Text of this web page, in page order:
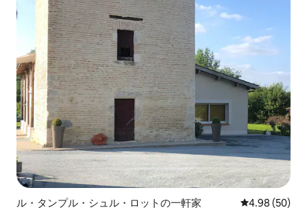
ル・タンプル・シュル・ロットの一軒家 レビュー50
4.98 (50)